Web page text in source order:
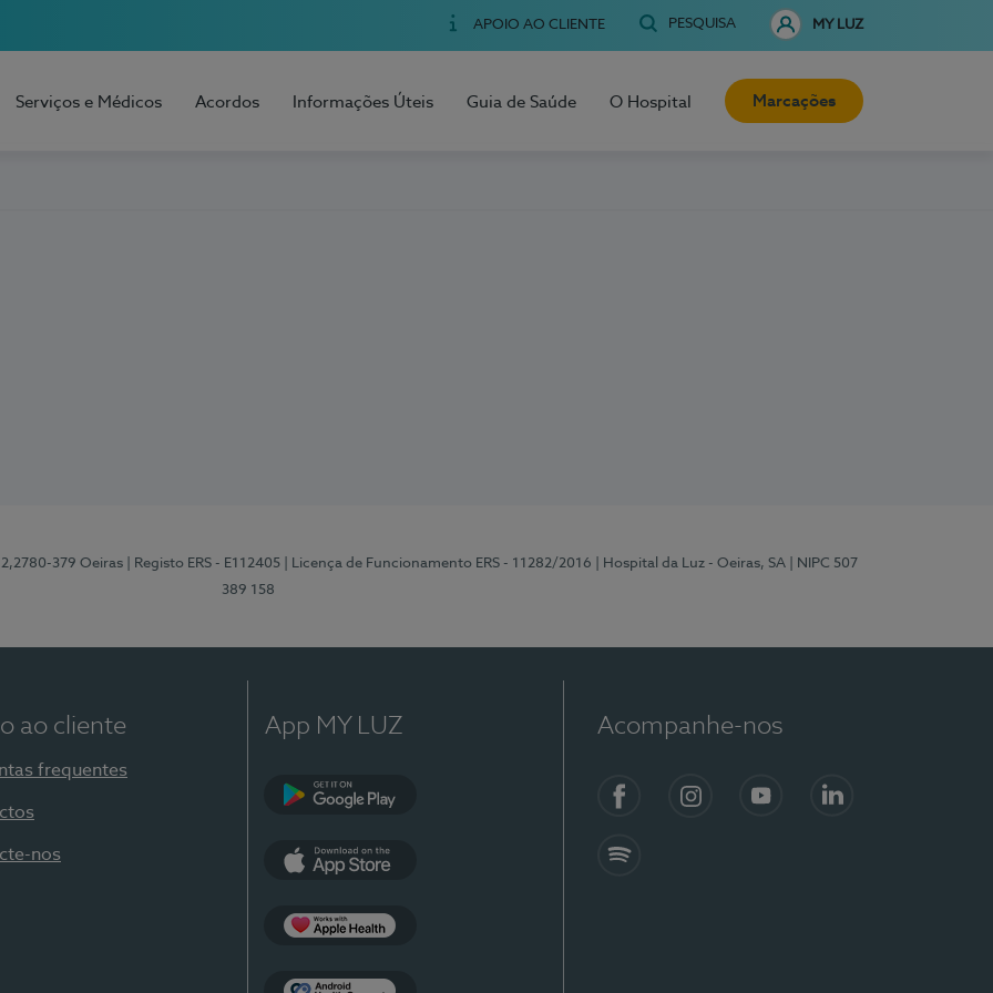
APOIO AO CLIENTE PESQUISA MY LUZ
Serviços e Médicos Acordos Informações Úteis Guia de Saúde O Hospital Marcações
379 Oeiras | Registo ERS - E112405 | Licença de Funcionamento ERS - 11282/2016 | Hospital da Luz - Oeiras, SA
| NIPC 507
389 158
ao cliente
frequentes
nos
App MY LUZ Acompanhe-nos